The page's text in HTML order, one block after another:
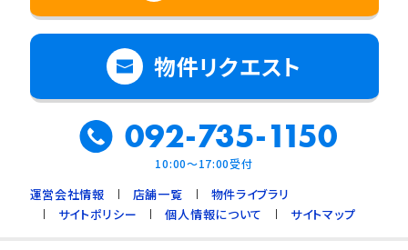
物件リクエスト
092-735-1150
10:00～17:00受付
運営会社情報 店舗一覧
物件ライブラリ
サイトポリシー
個人情報について サイトマップ